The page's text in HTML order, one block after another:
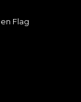
Flag